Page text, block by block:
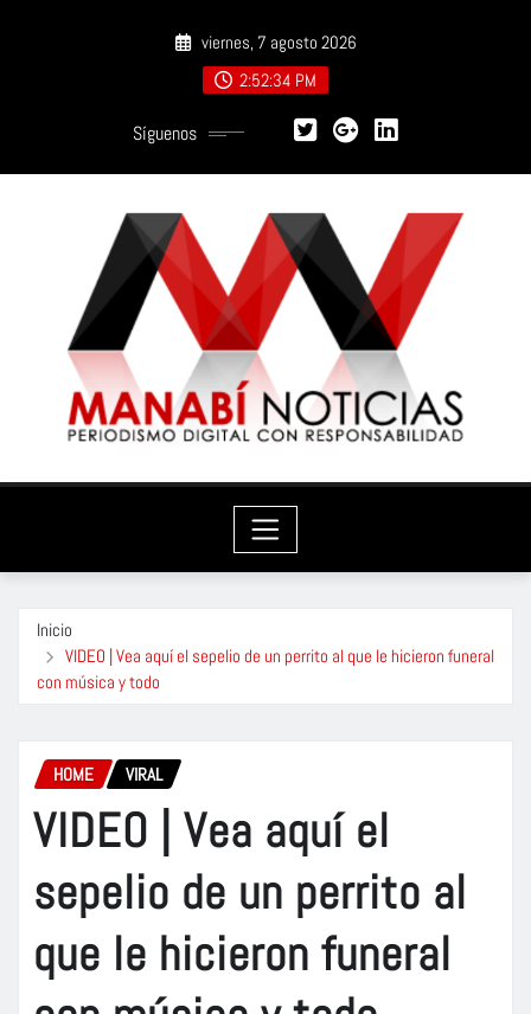
viernes, 7 agosto 2026
2:52:36 PM
Síguenos
Inicio
VIDEO | Vea aquí el sepelio de un perrito al que le hicieron funeral
con música y todo
HOME VIRAL
VIDEO | Vea aquí el
sepelio de un perrito al
que le hicieron funeral